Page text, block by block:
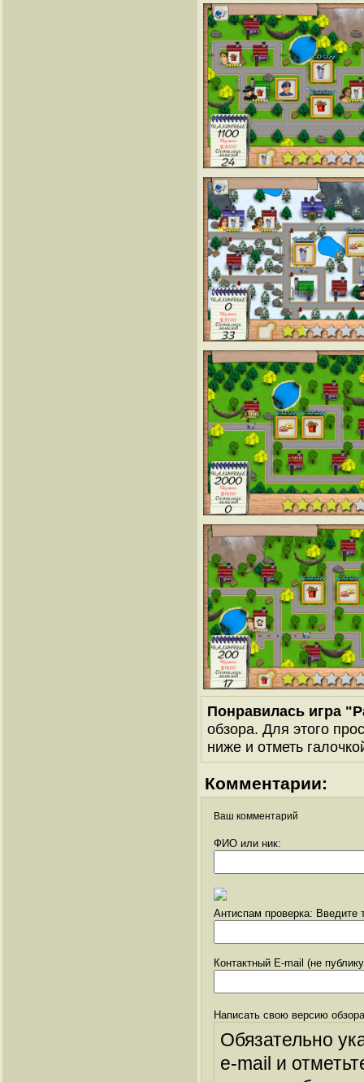
Понравилась игра
обзора. Для этого
ниже и отметь
Комментарии:
Ваш комментарий
ФИО или ник:
Антиспам проверка: Введите
Контактный E-mail (не
Написать свою версию
Обязательно
e-mail и